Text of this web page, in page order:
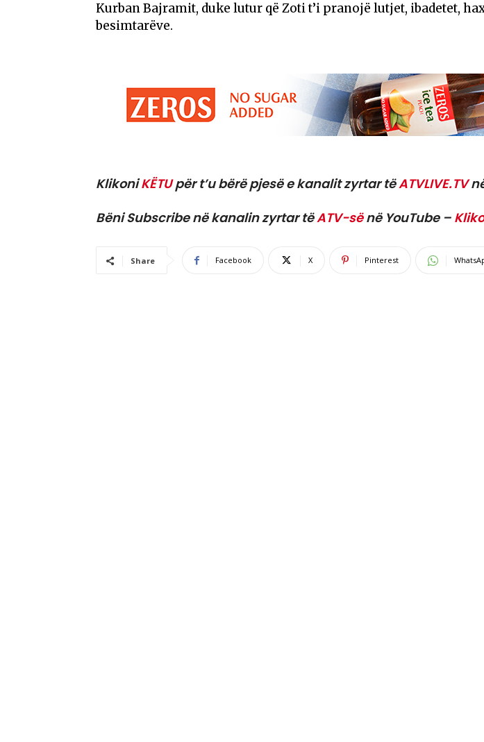
Kurban Bajramit, duke lutur që Zoti t’i pranojë lutjet, ibadetet,
besimtarëve.
KlikoniKËTUpër t’u bërë pjesë e kanalit zyrtar tëATVLIVE.TV
Bëni Subscribe në kanalin zyrtar tëATV-sënë YouTube –
Share Facebook X Pinterest